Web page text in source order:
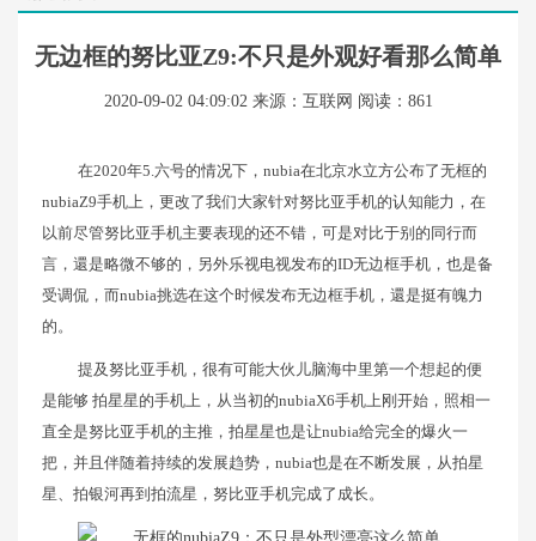
无边框的努比亚Z9:不只是外观好看那么简单
2020-09-02 04:09:02 来源：互联网 阅读：861
在2020年5.六号的情况下，nubia在北京水立方公布了无框的
nubiaZ9手机上，更改了我们大家针对努比亚手机的认知能力，在
以前尽管努比亚手机主要表现的还不错，可是对比于别的同行而
言，還是略微不够的，另外乐视电视发布的ID无边框手机，也是备
受调侃，而nubia挑选在这个时候发布无边框手机，還是挺有魄力
的。
提及努比亚手机，很有可能大伙儿脑海中里第一个想起的便
是能够 拍星星的手机上，从当初的nubiaX6手机上刚开始，照相一
直全是努比亚手机的主推，拍星星也是让nubia给完全的爆火一
把，并且伴随着持续的发展趋势，nubia也是在不断发展，从拍星
星、拍银河再到拍流星，努比亚手机完成了成长。